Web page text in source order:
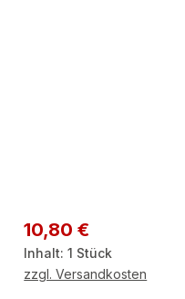
Regulärer Preis:
10,80 €
Inhalt:1 Stück
zzgl. Versandkosten